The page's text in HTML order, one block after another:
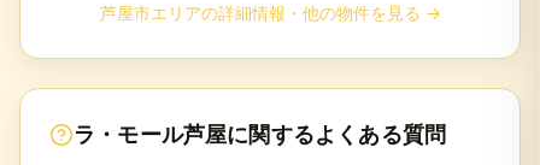
芦屋市エリアの詳細情報・他の物件を見る →
ラ・モール芦屋に関するよくある質問